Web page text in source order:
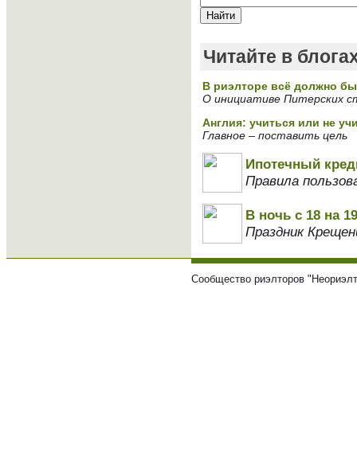
Читайте в
В риэлторе всё должно
О инициативе Питерских
Англия: учиться или не
Главное – поставить цель
Ипотечный
Правила
В ночь с 18 на
Праздник
Сообщество риэлторов